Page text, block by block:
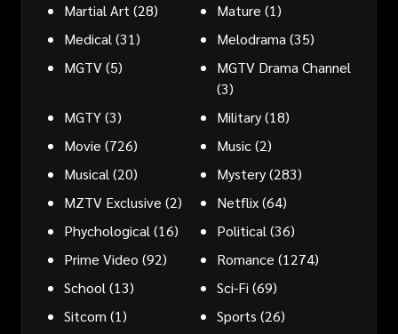
Martial Art(28) Mature (1)
Medical(31) Melodrama(35)
MGTV(5)
MGTV Drama Channel
(3)
MGTY(3) Military(18)
Movie (726) Music(2)
Musical(20) Mystery(283)
MZTV Exclusive (2) Netflix(64)
Phychological(16) Political(36)
Prime Video (92) Romance (1274)
School(13) Sci-Fi (69)
Sitcom (1) Sports (26)